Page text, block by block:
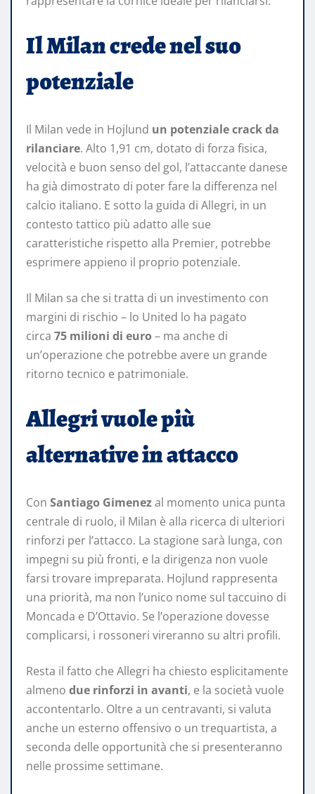
Il Milan crede nel suo
potenziale
Il Milan vede in Hojlund un potenziale crack da
rilanciare. Alto 1,91 cm, dotato di forza fisica,
velocità e buon senso del gol, l’attaccante danese
ha già dimostrato di poter fare la differenza nel
calcio italiano. E sotto la guida di Allegri, in un
contesto tattico più adatto alle sue
caratteristiche rispetto alla Premier, potrebbe
esprimere appieno il proprio potenziale.
Il Milan sa che si tratta di un investimento con
margini di rischio – lo United lo ha pagato
circa 75 milioni di euro – ma anche di
un’operazione che potrebbe avere un grande
ritorno tecnico e patrimoniale.
Allegri vuole più
alternative in attacco
Con Santiago Gimenezal momento unica punta
centrale di ruolo, il Milan è alla ricerca di ulteriori
rinforzi per l’attacco. La stagione sarà lunga, con
impegni su più fronti, e la dirigenza non vuole
farsi trovare impreparata. Hojlund rappresenta
una priorità, ma non l’unico nome sul taccuino di
Moncada e D’Ottavio. Se l’operazione dovesse
complicarsi, i rossoneri vireranno su altri profili.
Resta il fatto che Allegri ha chiesto esplicitamente
almeno due rinforzi in avanti, e la società vuole
accontentarlo. Oltre a un centravanti, si valuta
anche un esterno offensivo o un trequartista, a
seconda delle opportunità che si presenteranno
nelle prossime settimane.